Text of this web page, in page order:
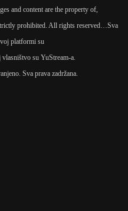
and content are the property of,
prohibited. All rights reserved… Sva
platformi su
su YuStream-a.
Sva prava zadržana.